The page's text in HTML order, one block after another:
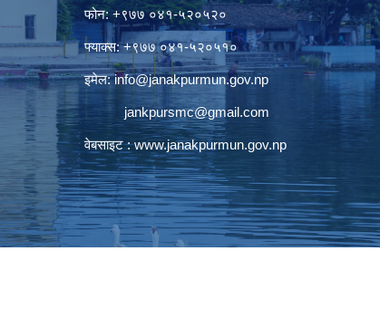
फोन: +९७७ ०४१-५२०५२०
फ्याक्स: +९७७ ०४१-५२०५१०
इमेल:info@janakpurmun.gov.np
jankpursmc@gmail.com
वेबसाइट :www.janakpurmun.gov.np